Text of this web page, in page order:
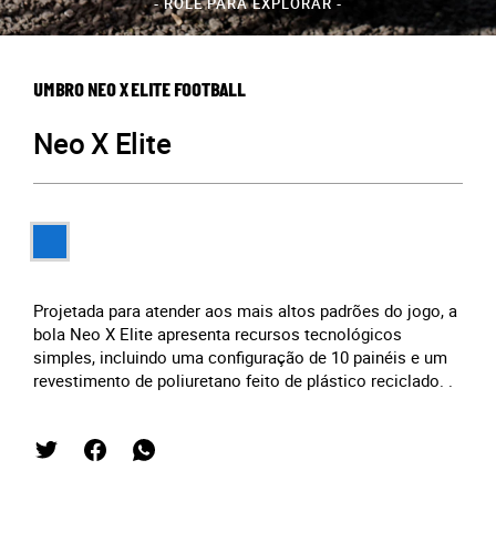
UMBRO NEO X ELITE FOOTBALL
Neo X Elite
Projetada para atender aos mais altos padrões do jogo, a
bola Neo X Elite apresenta recursos tecnológicos
simples, incluindo uma configuração de 10 painéis e um
revestimento de poliuretano feito de plástico reciclado. .